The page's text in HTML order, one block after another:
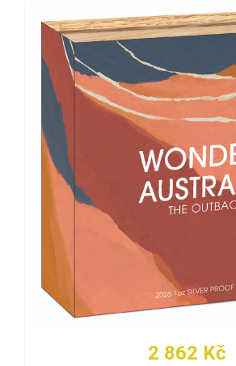
2 862 Kč